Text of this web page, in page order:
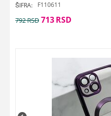
ŠIFRA: F110611
792RSD 713RSD